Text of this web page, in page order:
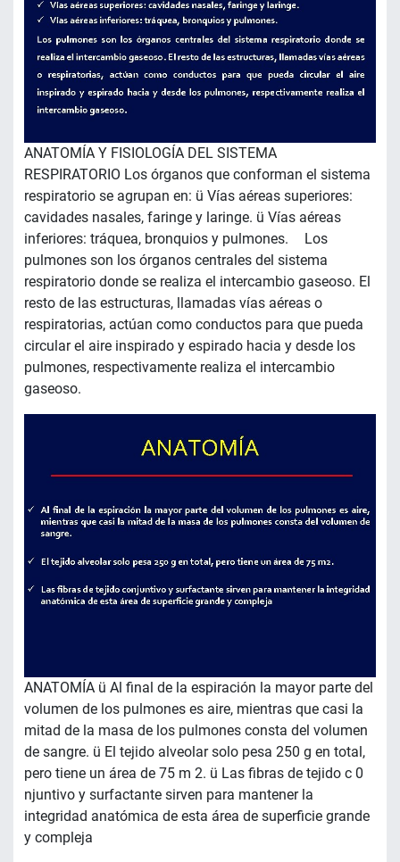
ANATOMÍA Y FISIOLOGÍA DEL SISTEMA
RESPIRATORIO Los órganos que conforman el sistema
respiratorio se agrupan en: ü Vías aéreas superiores:
cavidades nasales, faringe y laringe. ü Vías aéreas
inferiores: tráquea, bronquios y pulmones. Los
pulmones son los órganos centrales del sistema
respiratorio donde se realiza el intercambio gaseoso. El
resto de las estructuras, llamadas vías aéreas o
respiratorias, actúan como conductos para que pueda
circular el aire inspirado y espirado hacia y desde los
pulmones, respectivamente realiza el intercambio
gaseoso.
ANATOMÍA ü Al final de la espiración la mayor parte del
volumen de los pulmones es aire, mientras que casi la
mitad de la masa de los pulmones consta del volumen
de sangre. ü El tejido alveolar solo pesa 250 g en total,
pero tiene un área de 75 m 2. ü Las fibras de tejido c 0
njuntivo y surfactante sirven para mantener la
integridad anatómica de esta área de superficie grande
y compleja